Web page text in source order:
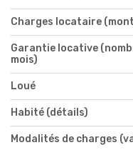
Charges locataire
Garantie locative
mois)
Loué
Habité (détails)
Modalités de charges